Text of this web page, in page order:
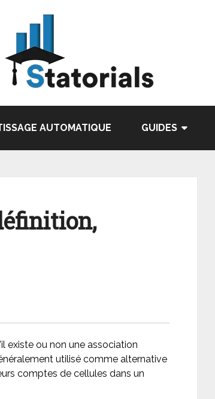
AUTOMATIQUE GUIDES
existe ou non une association
utilisé comme alternative
comptes de cellules dans un